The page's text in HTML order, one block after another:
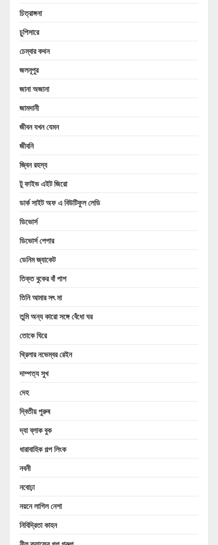
চিত্রাঙ্গনা
চুপিসারে
চেম্বার কথন
জলনূপুর
জানা অজানা
জামদানী
জীবন যখন যেমন
জীবনি
জ্বিন রহস্য
টু ফাইভ এইট জিরো
ডার্ক সাইট অফ এ বিউটিফুল লেডি
ডিভোর্স
ডিভোর্স পেপার
ডেনিম জ্যাকেট
তিক্ত বুকের বাঁ পাশ
তিনি আমার সৎ মা
তুমি অন্য কারো সঙ্গে বেঁধো ঘর
তোকে ঘিরে
থ্রিলার নভেম্বর রেইন
দাম্পত্য সুখ
দেহ
দ্বিতীয় পুরুষ
দ্যা ব্লাক বুক
ধারাবাহিক গল্প লিংক
নবনী
নবোঢ়া
নয়নে লাগিল নেশা
নিবিদ্রিতা কাহন